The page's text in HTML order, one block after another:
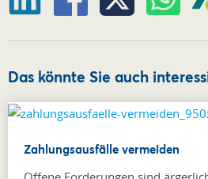
Das könnte Sie auch
Zahlungsausfälle vermeiden